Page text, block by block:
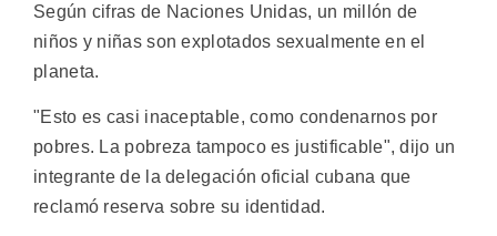
Según cifras de Naciones Unidas, un millón de
niños y niñas son explotados sexualmente en el
planeta.
"Esto es casi inaceptable, como condenarnos por
pobres. La pobreza tampoco es justificable", dijo un
integrante de la delegación oficial cubana que
reclamó reserva sobre su identidad.